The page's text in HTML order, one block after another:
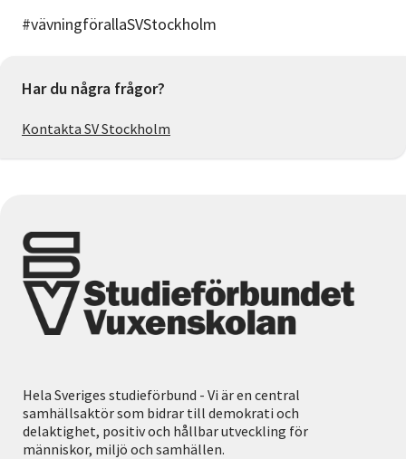
#vävningförallaSVStockholm
Har du några frågor?
Kontakta SV Stockholm
Hela Sveriges studieförbund - Vi är en central
samhällsaktör som bidrar till demokrati och
delaktighet, positiv och hållbar utveckling för
människor, miljö och samhällen.